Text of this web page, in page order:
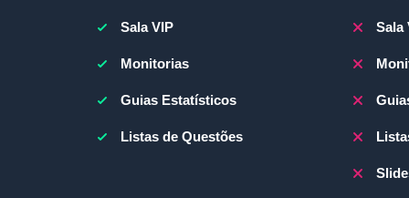
Sala VIP
Monitorias
Guias Estatísticos
Listas de Questões
Sala